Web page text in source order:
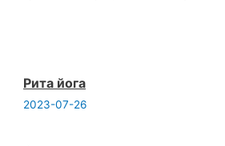
Рита йога
2023-07-26